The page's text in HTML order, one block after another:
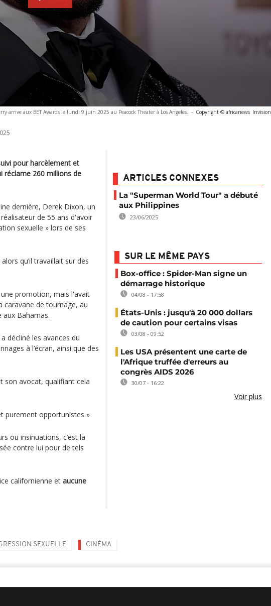
arrive aux BET Awards le lundi 9 juin 2025 au Peacock Theater à Los Angeles. - Copyright © africanews Invision
pour harcèlement et
réclame 260 millions de
dernière, Derek Dixon, un
de 55 ans d'avoir
sexuelle » lors de ses
alors qu’il travaillait sur des
promotion, mais l'avait
caravane de tournage, au
aux Bahamas.
décliné les avances du
à l’écran, ainsi que des
son avocat, qualifiant cela
purement opportunistes »
ou insinuations, c’est la
contre lui pour de tels
californienne et aucune
ARTICLES CONNEXES
La "Superman World Tour" a débuté
aux Philippines
23/06/2025
SUR LE MÊME PAYS
Box-office : Spider-Man signe un
démarrage historique
04/08 - 17:58
États-Unis : jusqu'à 20 000 dollars
de caution pour certains visas
03/08 - 09:52
Les USA présentent une carte de
l'Afrique truffée d'erreurs au
congrès AIDS 2026
30/07 - 16:22
Voir plus
SEXUELLE CINÉMA